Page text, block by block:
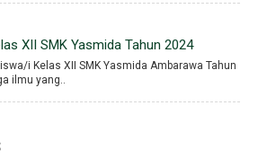
XII SMK Yasmida Tahun 2024
i Kelas XII SMK Yasmida Ambarawa Tahun
ilmu yang..